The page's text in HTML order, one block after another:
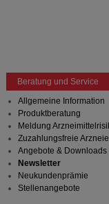
Bitte beachten
Dritte wie z.B.
Beratung und Service
Allgemeine Information
Produktberatung
Meldung
Zuzahlungsfreie
Angebote & Downloads
Newsletter
Neukundenprämie
Stellenangebote